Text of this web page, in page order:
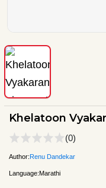
Khelatoon
(0)
Author:Renu Dandekar
Language:Marathi